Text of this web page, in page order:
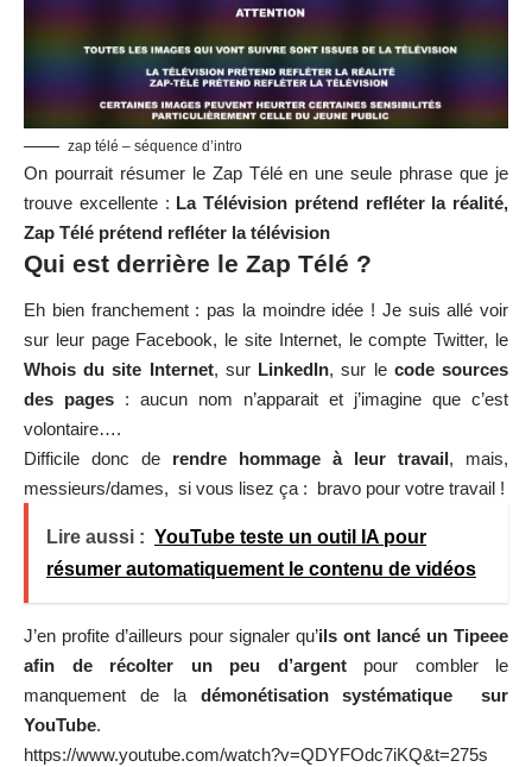
zap télé – séquence d’intro
On pourrait résumer le Zap Télé en une seule phrase que je
trouve excellente : La Télévision prétend refléter la réalité,
Zap Télé prétend refléter la télévision
Qui est derrière le Zap Télé ?
Eh bien franchement : pas la moindre idée ! Je suis allé voir
sur leur page Facebook, lesite Internet, lecompte Twitter, le
Whois du site Internet, sur LinkedIn, sur le code sources
des pages : aucun nom n’apparait et j’imagine que c’est
volontaire….
Difficile donc de rendre hommage à leur travail, mais,
messieurs/dames, si vous lisez ça : bravo pour votre travail !
Lire aussi : YouTube teste un outil IA pour
résumer automatiquement le contenu de vidéos
J’en profite d’ailleurs pour signaler qu’ils ont lancé un Tipeee
afin de récolter un peu d’argentpour combler le
manquement de la démonétisation systématique sur
YouTube.
https://www.youtube.com/watch?v=QDYFOdc7iKQ&t=275s